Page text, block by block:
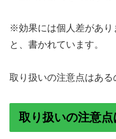
※効果には個人差があり
と、書かれています。
取り扱いの注意点はあ
取り扱いの注意点